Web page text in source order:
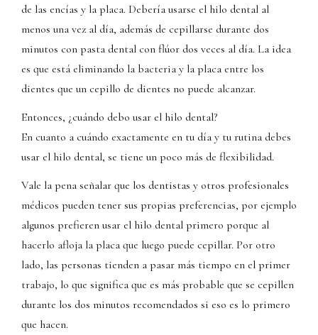
de las encías y la placa. Debería usarse el hilo dental al
menos una vez al día, además de cepillarse durante dos
minutos con pasta dental con flúor dos veces al día. La idea
es que está eliminando la bacteria y la placa entre los
dientes que un cepillo de dientes no puede alcanzar.
Entonces, ¿cuándo debo usar el hilo dental?
En cuanto a cuándo exactamente en tu día y tu rutina debes
usar el hilo dental, se tiene un poco más de flexibilidad.
Vale la pena señalar que los dentistas y otros profesionales
médicos pueden tener sus propias preferencias, por ejemplo
algunos prefieren usar el hilo dental primero porque al
hacerlo afloja la placa que luego puede cepillar. Por otro
lado, las personas tienden a pasar más tiempo en el primer
trabajo, lo que significa que es más probable que se cepillen
durante los dos minutos recomendados si eso es lo primero
que hacen.